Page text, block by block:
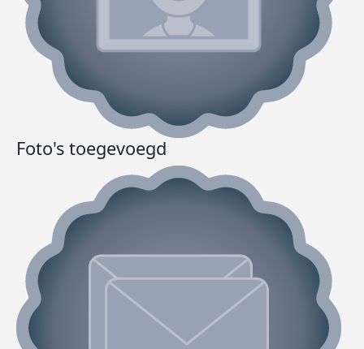
Foto's toegevoegd